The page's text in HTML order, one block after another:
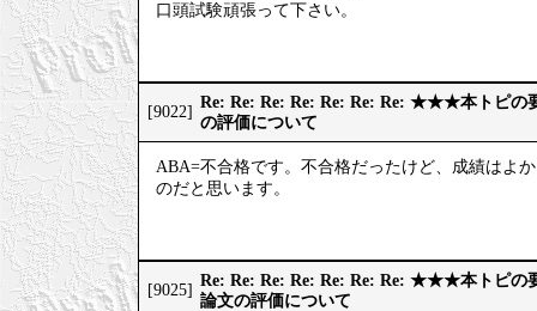
口頭試験頑張って下さい。
[9022]
Re: Re: Re: Re: Re: Re: Re: ★★★本トピの
の評価について
ABA=不合格です。不合格だったけど、成績はよ
のだと思います。
[9025]
Re: Re: Re: Re: Re: Re: Re: ★★★本トピの
論文の評価について